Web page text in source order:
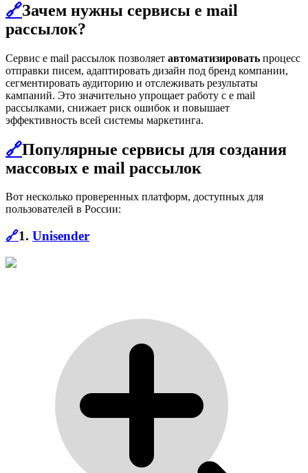
🔗Зачем нужны сервисы e mail
рассылок?
Сервис e mail рассылок позволяет автоматизировать процесс
отправки писем, адаптировать дизайн под бренд компании,
сегментировать аудиторию и отслеживать результаты
кампаний. Это значительно упрощает работу с e mail
рассылками, снижает риск ошибок и повышает
эффективность всей системы маркетинга.
🔗Популярные сервисы для создания
массовых e mail рассылок
Вот несколько проверенных платформ, доступных для
пользователей в России:
🔗1. Unisender